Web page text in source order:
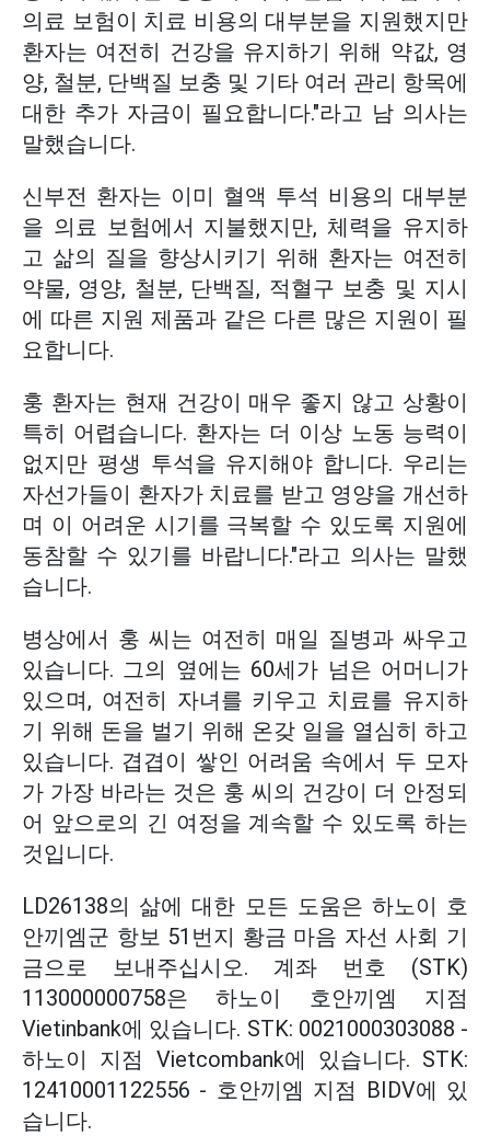
의료 보험이 치료 비용의 대부분을 지원했지만
환자는 여전히 건강을 유지하기 위해 약값, 영
양, 철분, 단백질 보충 및 기타 여러 관리 항목에
대한 추가 자금이 필요합니다."라고 남 의사는
말했습니다.
신부전 환자는 이미 혈액 투석 비용의 대부분
을 의료 보험에서 지불했지만, 체력을 유지하
고 삶의 질을 향상시키기 위해 환자는 여전히
약물, 영양, 철분, 단백질, 적혈구 보충 및 지시
에 따른 지원 제품과 같은 다른 많은 지원이 필
요합니다.
훙 환자는 현재 건강이 매우 좋지 않고 상황이
특히 어렵습니다. 환자는 더 이상 노동 능력이
없지만 평생 투석을 유지해야 합니다. 우리는
자선가들이 환자가 치료를 받고 영양을 개선하
며 이 어려운 시기를 극복할 수 있도록 지원에
동참할 수 있기를 바랍니다."라고 의사는 말했
습니다.
병상에서 훙 씨는 여전히 매일 질병과 싸우고
있습니다. 그의 옆에는 60세가 넘은 어머니가
있으며, 여전히 자녀를 키우고 치료를 유지하
기 위해 돈을 벌기 위해 온갖 일을 열심히 하고
있습니다. 겹겹이 쌓인 어려움 속에서 두 모자
가 가장 바라는 것은 훙 씨의 건강이 더 안정되
어 앞으로의 긴 여정을 계속할 수 있도록 하는
것입니다.
LD26138의 삶에 대한 모든 도움은 하노이 호
안끼엠군 항보 51번지 황금 마음 자선 사회 기
금으로 보내주십시오. 계좌 번호 (STK)
113000000758은 하노이 호안끼엠 지점
Vietinbank에 있습니다. STK: 0021000303088 -
하노이 지점 Vietcombank에 있습니다. STK:
12410001122556 - 호안끼엠 지점 BIDV에 있
습니다.